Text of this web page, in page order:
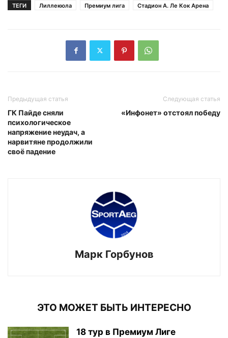
ТЕГИ Лиллекюла Премиум лига Стадион А. Ле Кок Арена
Предыдущая статья
ГК Пайде сняли
психологическое
напряжение неудач, а
нарвитяне продолжили
своё падение
Следующая статья
«Инфонет» отстоял победу
Марк Горбунов
ЭТО МОЖЕТ БЫТЬ ИНТЕРЕСНО
18 тур в Премиум Лиге